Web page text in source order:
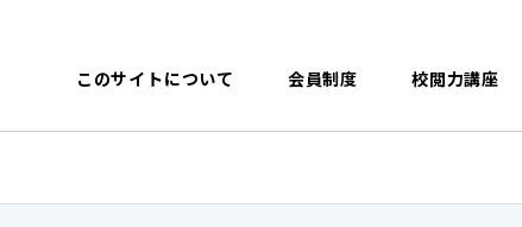
このサイトについて 会員制度 校閲力講座